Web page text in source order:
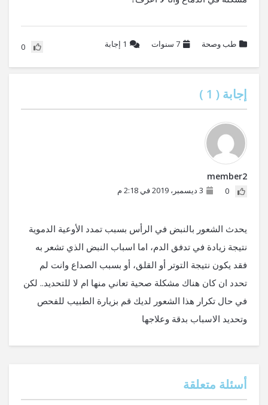
طب وصحة 7 سنوات 1 إجابة 0
إجابة ( 1
)
member2
0 3 ديسمبر، 2019 في 2:18 م
يحدث الشعور بالنبض في الرأس بسبب تمدد الأوعية الدموية
نتيجة زيادة في تدفق الدم، اما اسباب النبض الذي تشعر به
فقد يكون نتيجة التوتر أو القلق، أو بسبب الصداع وانت لم
تحدد ان كان هناك مشكلة صحية تعاني منها ام لا للتحديد.. لكن
في حال تكرار هذا الشعور لديك قم بزيارة الطبيب للفحص
وتحديد الاسباب بدقة وعلاجها
أسئلة متعلقة